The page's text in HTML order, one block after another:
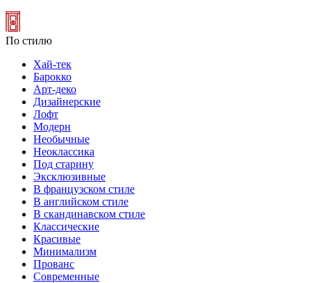
По стилю
Хай-тек
Барокко
Арт-деко
Дизайнерские
Лофт
Модерн
Необычные
Неоклассика
Под старину
Эксклюзивные
В французском стиле
В английском стиле
В скандинавском стиле
Классические
Красивые
Минимализм
Прованс
Современные